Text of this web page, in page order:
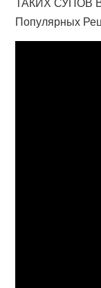
Популярных